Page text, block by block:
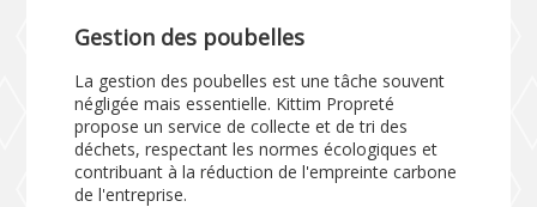
Gestion des poubelles
La gestion des poubelles est une tâche souvent
négligée mais essentielle. Kittim Propreté
propose un service de collecte et de tri des
déchets, respectant les normes écologiques et
contribuant à la réduction de l'empreinte carbone
de l'entreprise.